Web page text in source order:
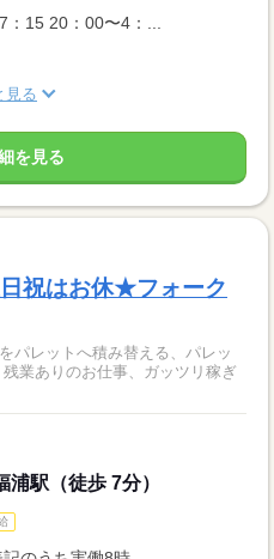
15 20：00〜4：...
見る
を見る
祝はお休★フォーク
パレットへ積み替える、パレッ
業ありのお仕事、ガッツリ稼ぎ
駅（徒歩 7分）